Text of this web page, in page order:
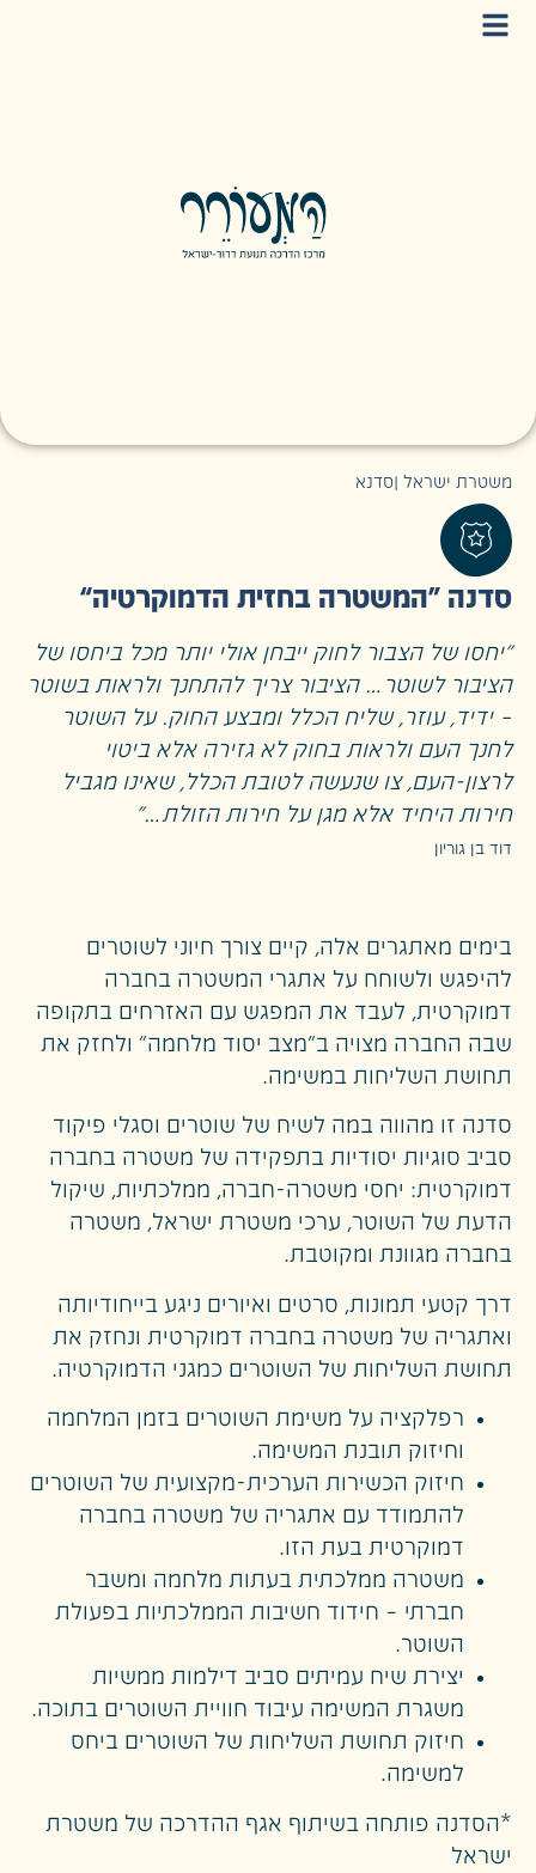
משטרת ישראל סדנא
סדנה “המשטרה בחזית הדמוקרטיה”
"יחסו של הצבור לחוק ייבחן אולי יותר מכל ביחסו של
הציבור לשוטר… הציבור צריך להתחנך ולראות בשוטר
– ידיד, עוזר, שליח הכלל ומבצע החוק. על השוטר
לחנך העם ולראות בחוק לא גזירה אלא ביטוי
לרצון-העם, צו שנעשה לטובת הכלל, שאינו מגביל
חירות היחיד אלא מגן על חירות הזולת…"
דוד בן גוריון
בימים מאתגרים אלה, קיים צורך חיוני לשוטרים
להיפגש ולשוחח על אתגרי המשטרה בחברה
דמוקרטית, לעבד את המפגש עם האזרחים בתקופה
שבה החברה מצויה ב"מצב יסוד מלחמה" ולחזק את
תחושת השליחות במשימה.
סדנה זו מהווה במה לשיח של שוטרים וסגלי פיקוד
סביב סוגיות יסודיות בתפקידה של משטרה בחברה
דמוקרטית: יחסי משטרה-חברה, ממלכתיות, שיקול
הדעת של השוטר, ערכי משטרת ישראל, משטרה
בחברה מגוונת ומקוטבת.
דרך קטעי תמונות, סרטים ואיורים ניגע בייחודיותה
ואתגריה של משטרה בחברה דמוקרטית ונחזק את
תחושת השליחות של השוטרים כמגני הדמוקרטיה.
רפלקציה על משימת השוטרים בזמן המלחמה
וחיזוק תובנת המשימה.
חיזוק הכשירות הערכית-מקצועית של השוטרים
להתמודד עם אתגריה של משטרה בחברה
דמוקרטית בעת הזו.
משטרה ממלכתית בעתות מלחמה ומשבר
חברתי – חידוד חשיבות הממלכתיות בפעולת
השוטר.
יצירת שיח עמיתים סביב דילמות ממשיות
משגרת המשימה עיבוד חוויית השוטרים בתוכה.
חיזוק תחושת השליחות של השוטרים ביחס
למשימה.
*הסדנה פותחה בשיתוף אגף ההדרכה של משטרת
ישראל